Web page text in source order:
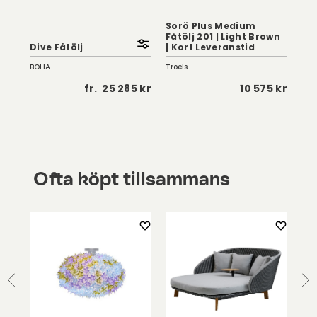
Dive Fåtölj
BOLIA
fr. 25 285 kr
Sorö Plus Medium
Fåtölj 201 | Light Brown
| Kort Leveranstid
Troels
10 575 kr
Ofta köpt tillsammans